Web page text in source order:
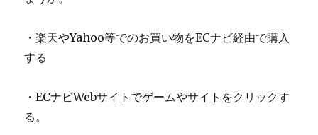
・楽天やYahoo等でのお買い物をECナビ経由で購入
する
・ECナビWebサイトでゲームやサイトをクリックす
る。